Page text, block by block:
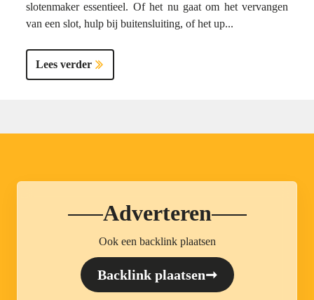
slotenmaker essentieel. Of het nu gaat om het vervangen
van een slot, hulp bij buitensluiting, of het up...
Lees verder
Adverteren
Ook een backlink plaatsen
Backlink plaatsen➞